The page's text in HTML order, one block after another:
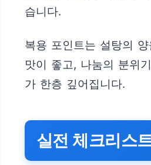
습니다.
복용 포인트는 설탕의
맛이 좋고, 나눔의 분위
가 한층 깊어집니다.
실전 체크리스